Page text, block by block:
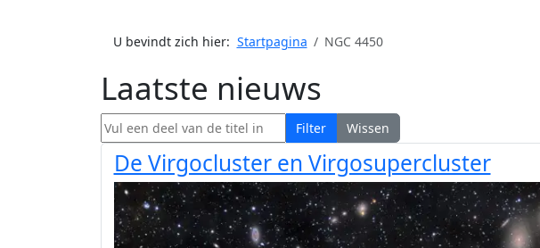
U bevindt zich hier: Startpagina NGC 4450
Laatste nieuws
Vul een deel van de titel in Filter Wissen
De Virgocluster en Virgosupercluster